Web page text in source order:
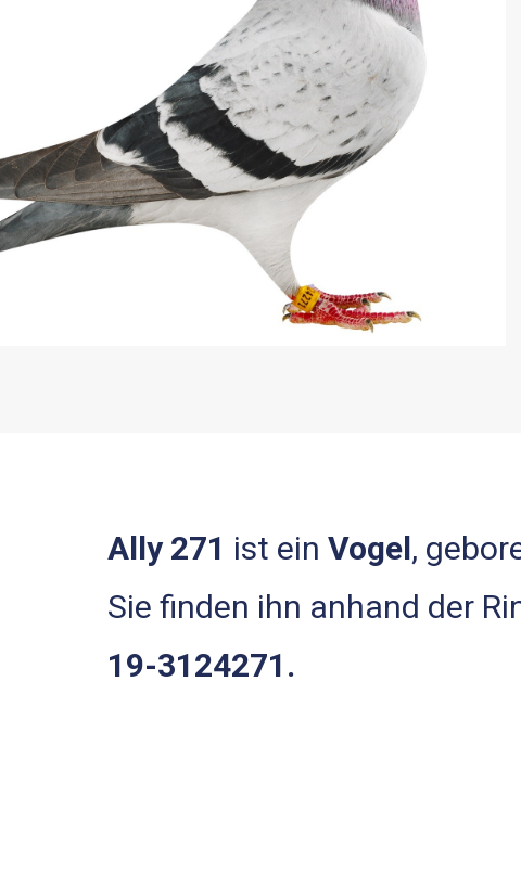
Ally 271 ist einVogel,
Sie finden ihn anhand der
19-3124271.